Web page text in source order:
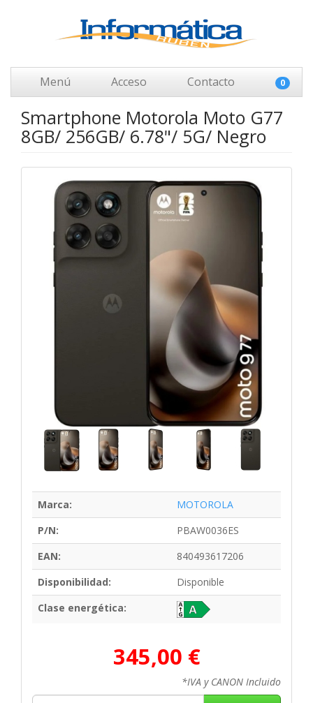
Menú Acceso Contacto 0
Smartphone Motorola Moto G77
8GB/ 256GB/ 6.78"/ 5G/ Negro
Marca:
MOTOROLA
P/N:
PBAW0036ES
EAN:
840493617206
Disponibilidad:
Disponible
Clase energética:
345,00 €
*IVA y CANON Incluido